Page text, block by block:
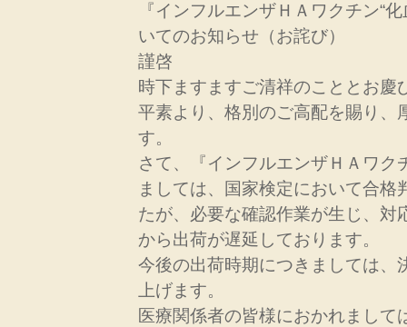
『インフルエンザＨＡワクチン“
いてのお知らせ（お詫び）
謹啓
時下ますますご清祥のこととお慶
平素より、格別のご高配を賜り、
す。
さて、『インフルエンザＨＡワク
ましては、国家検定において合格
たが、必要な確認作業が生じ、対
から出荷が遅延しております。
今後の出荷時期につきましては、
上げます。
医療関係者の皆様におかれまして